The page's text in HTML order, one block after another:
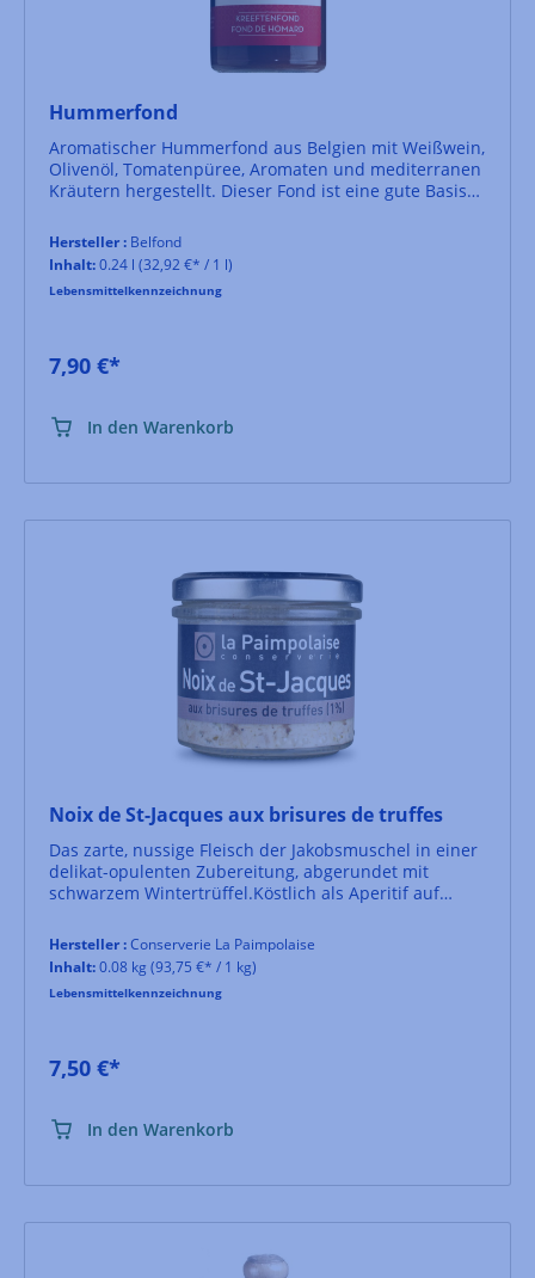
Hummerfond
Aromatischer Hummerfond aus Belgien mit Weißwein,
Olivenöl, Tomatenpüree, Aromaten und mediterranen
Kräutern hergestellt. Dieser Fond ist eine gute Basis
Meeresfrüchten.
Hersteller : Belfond
Inhalt:0.24 l (32,92 €* / 1 l)
Lebensmittelkennzeichnung
7,90 €*
In den Warenkorb
Noix de St-Jacques aux brisures de truffes
Das zarte, nussige Fleisch der Jakobsmuschel in einer
delikat-opulenten Zubereitung, abgerundet mit
schwarzem Wintertrüffel.Köstlich als Aperitif auf
Hersteller :Conserverie La Paimpolaise
Inhalt:0.08 kg (93,75 €* / 1 kg)
Lebensmittelkennzeichnung
7,50 €*
In den Warenkorb